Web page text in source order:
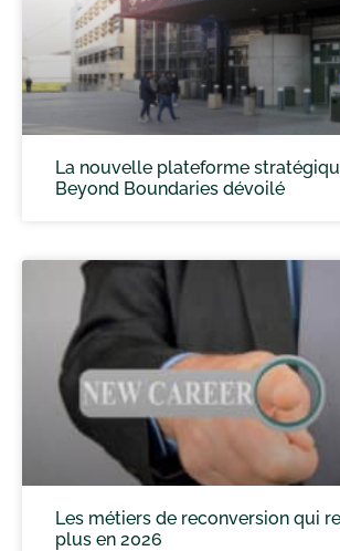
La nouvelle plateforme
Beyond Boundaries dévoilé
Les métiers de reconversion qui
plus en 2026